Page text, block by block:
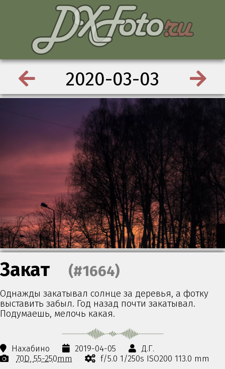
2020-03-03
Закат (#1664)
Однажды закатывал солнце за деревья, а фотку
выставить забыл. Год назад почти закатывал.
Подумаешь, мелочь какая.
Нахабино 2019-04-05
Д.Г.
70D 55-250mm
f/5.0 1/250s ISO200 113.0 mm